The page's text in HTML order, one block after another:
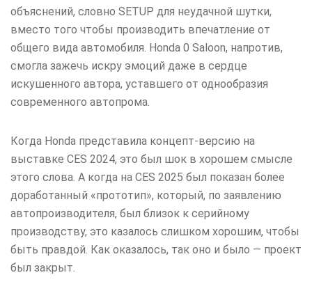
объяснений, словно SETUP для неудачной шутки,
вместо того чтобы производить впечатление от
общего вида автомобиля. Honda 0 Saloon, напротив,
смогла зажечь искру эмоций даже в сердце
искушенного автора, уставшего от однообразия
современного автопрома.
Когда Honda представила концепт-версию на
выставке CES 2024, это был шок в хорошем смысле
этого слова. А когда на CES 2025 был показан более
доработанный «прототип», который, по заявлению
автопроизводителя, был близок к серийному
производству, это казалось слишком хорошим, чтобы
быть правдой. Как оказалось, так оно и было — проект
был закрыт.